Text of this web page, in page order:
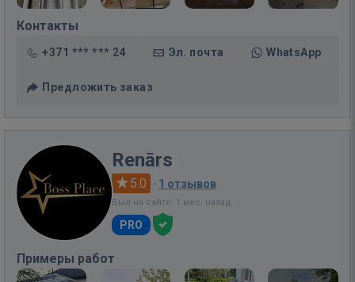
Контакты
+371 *** *** 24 Эл. почта WhatsApp
Предложить заказ
Renārs
5.0 · 1 отзывов
Был на сайте: 1 мес. назад
PRO
Примеры работ